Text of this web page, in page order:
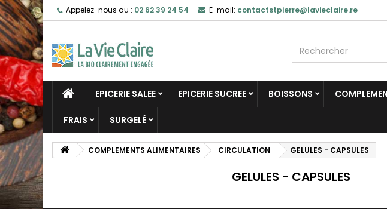
Appelez-nous au : 02 62 39 24 54 E-mail: contactstpierre@lavieclaire.re
EPICERIE SALEE EPICERIE SUCREE BOISSONS
FRAIS SURGELÉ
COMPLEMENTS ALIMENTAIRES CIRCULATION GELULES - CAPSULES
GELULES - CAPSULES